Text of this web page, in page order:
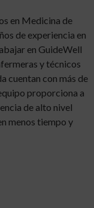
en Medicina de
de experiencia en
en GuideWell
y técnicos
cuentan con más de
proporciona a
de alto nivel
menos tiempo y